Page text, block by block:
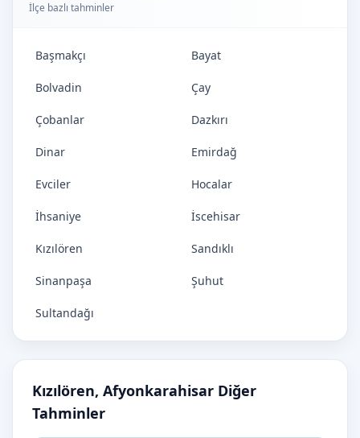
İlçe bazlı tahminler
Başmakçı Bayat
Bolvadin Çay
Çobanlar Dazkırı
Dinar Emirdağ
Evciler Hocalar
İhsaniye İscehisar
Kızılören Sandıklı
Sinanpaşa Şuhut
Sultandağı
Kızılören, Afyonkarahisar Diğer
Tahminler